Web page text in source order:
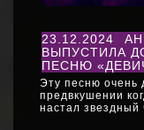
23.12.2024
ВЫПУСТИЛА
ПЕСНЮ
Эту песню очень
предвкушении
настал звездный